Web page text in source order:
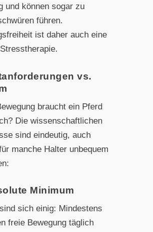
und können sogar zu
führen.
ist daher auch eine
vs.
braucht ein Pferd
Die wissenschaftlichen
sind eindeutig, auch
manche Halter unbequem
Minimum
sich einig: Mindestens
freie Bewegung täglich